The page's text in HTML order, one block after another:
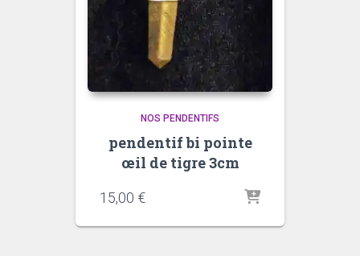
NOS PENDENTIFS
pendentif bi pointe
œil de tigre 3cm
Améthyst
Oeil
15,00 €